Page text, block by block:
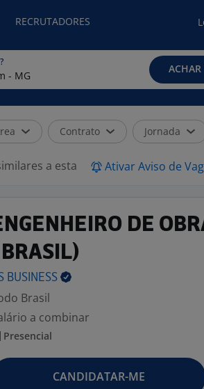
RECRUTADORES
ACHAR
Contrato Jornada
a esta Ativar Aviso de
DE
| BRASIL)
BUSINESS
Brasil
a combinar
Presencial
CANDIDATAR-ME